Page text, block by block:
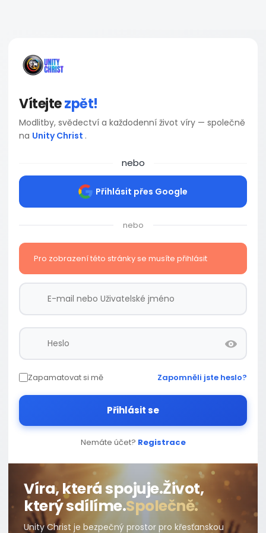
Vítejtezpět!
Modlitby, svědectví a každodenní život víry — společně
na Unity Christ .
nebo
Přihlásit přes Google
nebo
Pro zobrazení této stránky se musíte přihlásit
Zapamatovat si mě Zapomněli jste heslo?
Přihlásit se
Nemáte účet? Registrace
Víra, která spojuje.Život,
který sdílíme.Společně.
Unity Christ je bezpečný prostor pro křesťanskou